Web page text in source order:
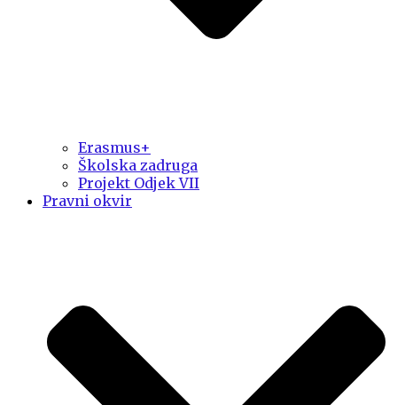
Erasmus+
Školska zadruga
Projekt Odjek VII
Pravni okvir